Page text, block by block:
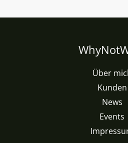
Über
Kunden
News
Events